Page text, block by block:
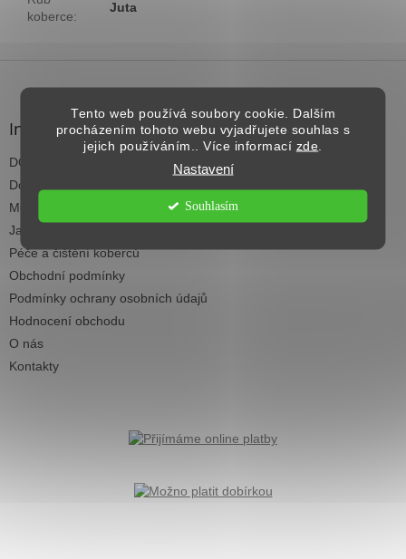
Tento web používá soubory cookie. Dalším
procházením tohoto webu vyjadřujete souhlas s
jejich používáním.. Více informací zde
Nastavení
Souhlasím
koberce:
Juta
Informace pro vás
DOPRAVA NAD 2.500,- KČ ZDARMA
Dodací termíny
Možnosti platby
Jak vybrat koberec do každé místnosti
Péče a čištění koberců
Obchodní podmínky
Podmínky ochrany osobních údajů
Hodnocení obchodu
O nás
Kontakty